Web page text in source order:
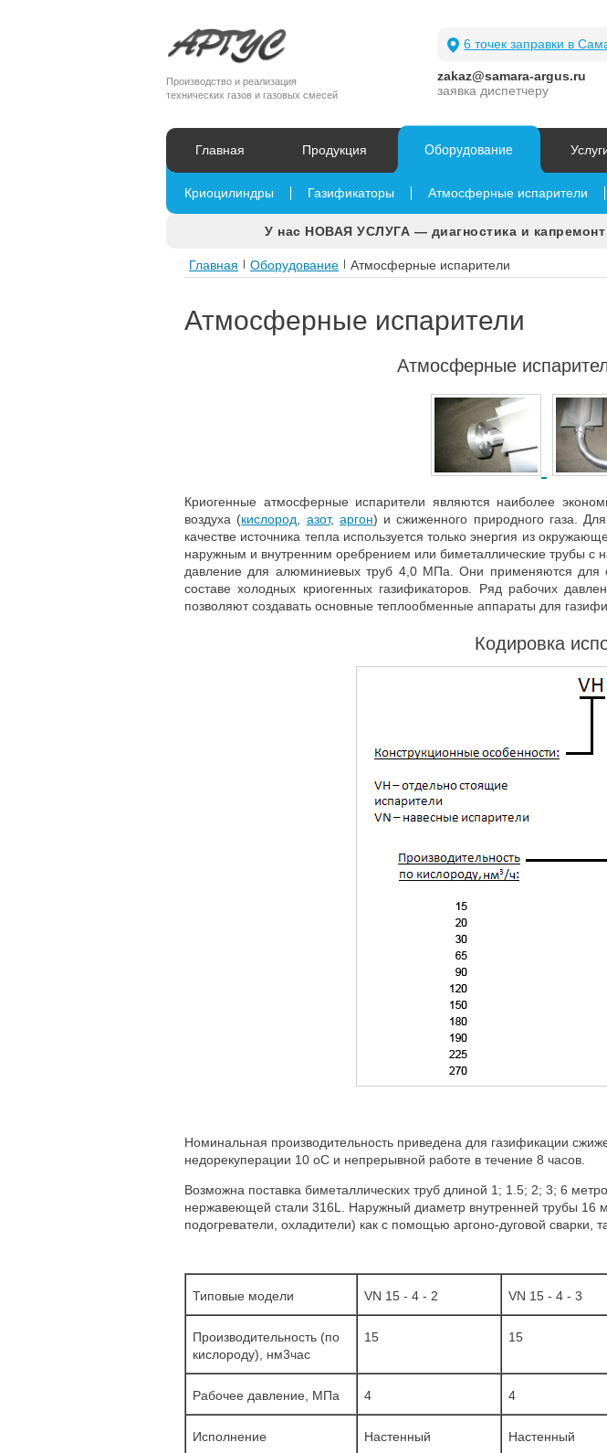
Производство и реализация
технических газов и газовых смесей
6 точек заправки в
zakaz@samara-argus.ru
заявка диспетчеру
Главная Продукция Оборудование
Криоцилиндры Газификаторы Атмосферные испарители
У нас НОВАЯ УСЛУГА — диагностика и
Главная | Оборудование | Атмосферные испарители
Атмосферные испарители
Атмосферные
Криогенные атмосферные испарители являются наиболее
воздуха (кислород азот, аргон) и сжиженного природного газа.
качестве источника тепла используется только энергия из
наружным и внутренним оребрением или биметаллические трубы
давление для алюминиевых труб 4,0 МПа. Они применяются для
составе холодных криогенных газификаторов. Ряд рабочих
позволяют создавать основные теплообменные аппараты для
Кодировка
Номинальная производительность приведена для газификации
недорекуперации 10 оC и непрерывной работе в течение 8 часов.
Возможна поставка биметаллических труб длиной 1; 1.5; 2; 3; 6
нержавеющей стали 316L. Наружный диаметр внутренней трубы 16
подогреватели, охладители) как с помощью аргоно-дуговой сварки,
Типовые модели VN 15 - 4 - 2 VN 15 - 4 - 3
Производительность (по
кислороду), нм3час
15 15
Рабочee давление, МПа 4 4
Исполнение Настенный Настенный